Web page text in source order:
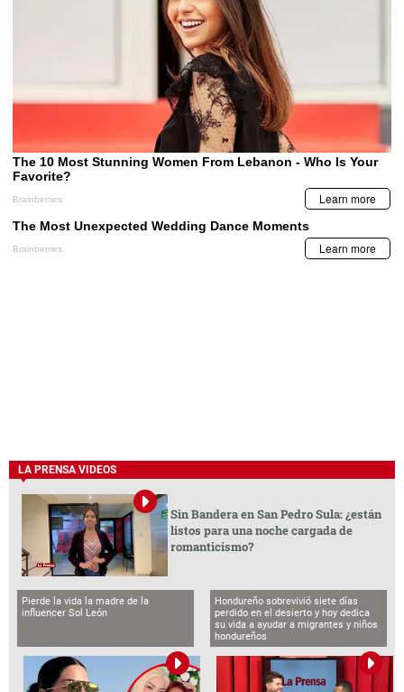
LA PRENSA VIDEOS
Sin Bandera en San Pedro Sula: ¿están
listos para una noche cargada de
romanticismo?
Pierde la vida la madre de la
influencer Sol León
Hondureño sobrevivió siete días
perdido en el desierto y hoy dedica
su vida a ayudar a migrantes y niños
hondureños